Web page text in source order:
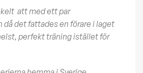
att med ett par
då det fattades en förare i laget
perfekt träning istället för